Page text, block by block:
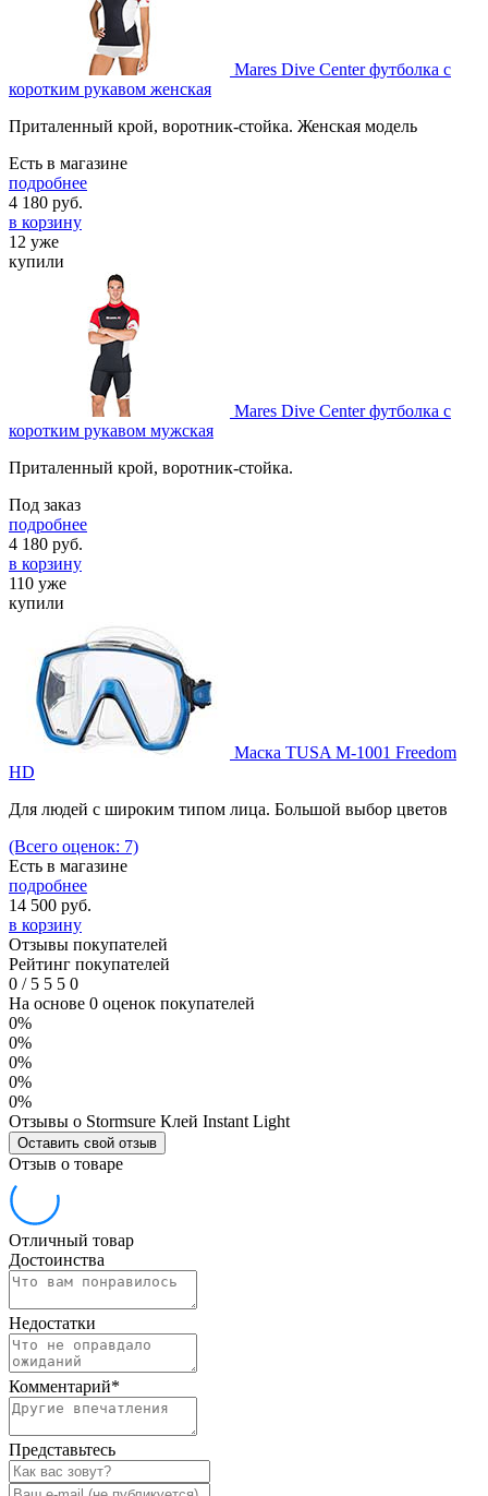
Mares Dive Center футболка c
коротким рукавом женская
Приталенный крой, воротник-стойка. Женская модель
Есть в магазине
подробнее
4 180 руб.
в корзину
12 уже
купили
Mares Dive Center футболка c
коротким рукавом мужская
Приталенный крой, воротник-стойка.
Под заказ
подробнее
4 180 руб.
в корзину
110 уже
купили
Маска TUSA M-1001 Freedom
HD
Для людей с широким типом лица. Большой выбор цветов
(Всего оценок: 7)
Есть в магазине
подробнее
14 500 руб.
в корзину
Отзывы покупателей
Рейтинг покупателей
0 /5 5 5 0
На основе 0 оценок покупателей
0%
0%
0%
0%
0%
Отзывы о Stormsure Клей Instant Light
Оставить свой отзыв
Отзыв о товаре
Отличный товар
Достоинства
Недостатки
Комментарий*
Представьтесь